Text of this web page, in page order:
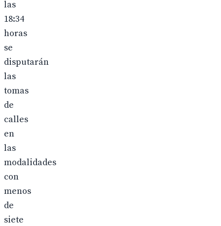
las
18:34
horas
se
disputarán
las
tomas
de
calles
en
las
modalidades
con
menos
de
siete